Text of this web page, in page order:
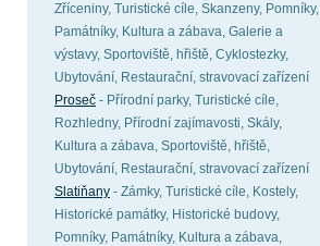
Zříceniny, Turistické cíle, Skanzeny, Pomníky,
Památníky, Kultura a zábava, Galerie a
výstavy, Sportoviště, hřiště, Cyklostezky,
Ubytování, Restaurační, stravovací zařízení
Proseč - Přírodní parky, Turistické cíle,
Rozhledny, Přírodní zajímavosti, Skály,
Kultura a zábava, Sportoviště, hřiště,
Ubytování, Restaurační, stravovací zařízení
Slatiňany - Zámky, Turistické cíle, Kostely,
Historické památky, Historické budovy,
Pomníky, Památníky, Kultura a zábava,